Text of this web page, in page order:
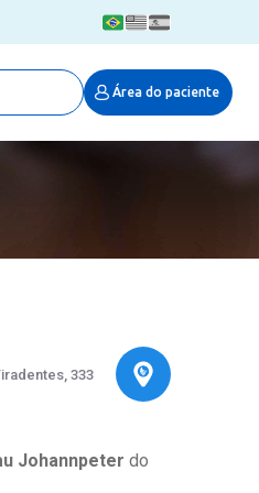
Área do paciente
em saúde
Moinhos de Vento
Digital
333
Johannpeter do